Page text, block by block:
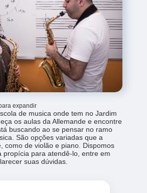
expandir
de musica onde tem no Jardim
os aulas da Allemande e encontre
buscando ao se pensar no ramo
São opções variadas que a
como de violão e piano. Dispomos
propícia para atendê-lo, entre em
suas dúvidas.